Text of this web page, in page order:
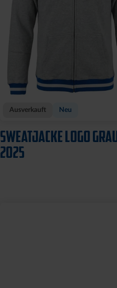
Ausverkauft Neu
SWEATJACKE LOGO
2025